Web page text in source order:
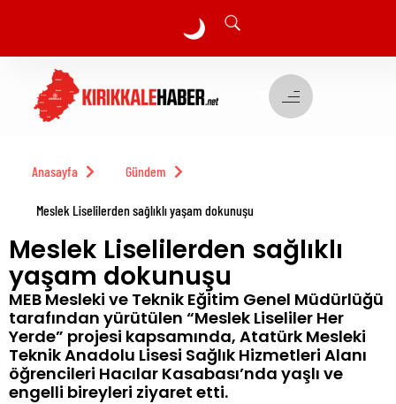
🌙
🌙
Anasayfa Gündem
Meslek Liselilerden sağlıklı yaşam dokunuşu
Meslek Liselilerden sağlıklı
yaşam dokunuşu
MEB Mesleki ve Teknik Eğitim Genel Müdürlüğü
tarafından yürütülen “Meslek Liseliler Her
Yerde” projesi kapsamında, Atatürk Mesleki
Teknik Anadolu Lisesi Sağlık Hizmetleri Alanı
öğrencileri Hacılar Kasabası’nda yaşlı ve
engelli bireyleri ziyaret etti.